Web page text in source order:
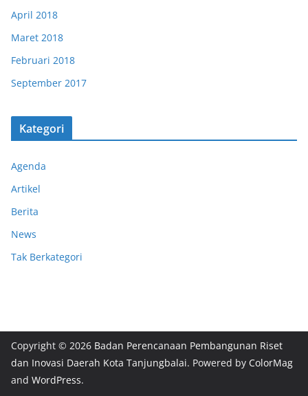
April 2018
Maret 2018
Februari 2018
September 2017
Kategori
Agenda
Artikel
Berita
News
Tak Berkategori
Copyright © 2026 Badan Perencanaan Pembangunan Riset
dan Inovasi Daerah Kota Tanjungbalai. Powered by ColorMag
and WordPress.